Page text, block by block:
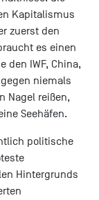
Kapitalismus
zuerst den
es einen
den IWF, China,
niemals
Nagel reißen,
Seehäfen.
politische
Hintergrunds